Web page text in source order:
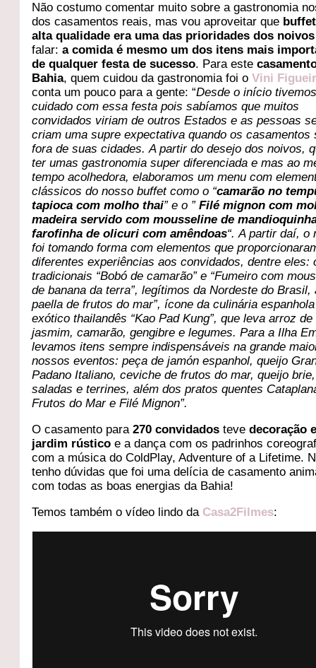
Não costumo comentar muito sobre a gastronomia
dos casamentos reais, mas vou aproveitar que
alta qualidade era uma das prioridades dos noivos
falar:a comida é mesmo um dos itens mais
de qualquer festa de sucesso. Para este
Bahia, quem cuidou da gastronomia foi oVini
conta um pouco para a gente: “Desde o início
cuidado com essa festa pois sabíamos que muitos
convidados viriam de outros Estados e as pessoas
criam uma supre expectativa quando os casamentos
fora de suas cidades. A partir do desejo dos noivos,
ter umas gastronomia super diferenciada e mas ao
tempo acolhedora, elaboramos um menu com
clássicos do nosso buffet como o “camarão no
tapioca com molho thai” e o ”Filé mignon com
madeira servido com mousseline de
farofinha de olicuri com amêndoas“. A partir daí, o
foi tomando forma com elementos que
diferentes experiências aos convidados, dentre eles:
tradicionais “Bobó de camarão” e “Fumeiro com
de banana da terra”, legítimos da Nordeste do Brasil,
paella de frutos do mar”, ícone da culinária
exótico thailandês “Kao Pad Kung”, que leva arroz de
jasmim, camarão, gengibre e legumes. Para a Ilha
levamos itens sempre indispensáveis na grande
nossos eventos: peça de jamón espanhol, queijo
Padano Italiano, ceviche de frutos do mar, queijo brie,
saladas e terrines, além dos pratos quentes
Frutos do Mar e Filé Mignon”.
O casamento para270 convidados tevedecoração
jardim rústico e a dança com os padrinhos
com a música do ColdPlay, Adventure of a Lifetime.
tenho dúvidas que foi uma delícia de casamento
com todas as boas energias da Bahia!
Temos também o vídeo lindo da Casa2Filmes: